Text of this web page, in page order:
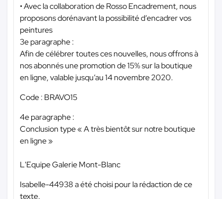
• Avec la collaboration de Rosso Encadrement, nous
proposons dorénavant la possibilité d’encadrer vos
peintures
3e paragraphe :
Afin de célébrer toutes ces nouvelles, nous offrons à
nos abonnés une promotion de 15% sur la boutique
en ligne, valable jusqu’au 14 novembre 2020.
Code : BRAVO15
4e paragraphe :
Conclusion type « A très bientôt sur notre boutique
en ligne »
L'Equipe Galerie Mont-Blanc
Isabelle-44938 a été choisi pour la rédaction de ce
texte.